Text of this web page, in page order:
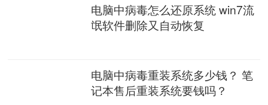
电脑中病毒怎么还原系统 win7流
氓软件删除又自动恢复
电脑中病毒重装系统多少钱？ 笔
记本售后重装系统要钱吗？